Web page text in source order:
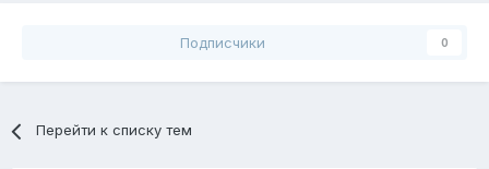
Подписчики 0
Перейти к списку тем